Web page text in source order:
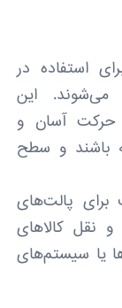
استفاده در
می‌شوند. این
حرکت آسان و
باشند و سطح
پالت‌های
نقل کالاهای
یا سیستم‌های